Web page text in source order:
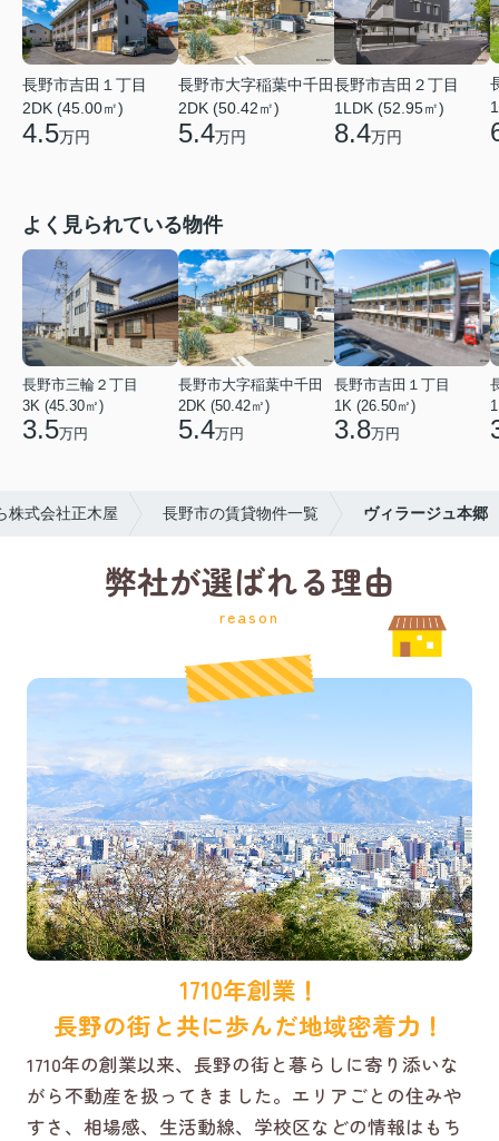
長野市吉田１丁目
2DK (45.00㎡)
4.5万円
長野市大字稲葉中千田
2DK (50.42㎡)
5.4万円
長野市吉田２丁目
1LDK (52.95㎡)
8.4万円
よく見られている物件
長野市三輪２丁目
3K (45.30㎡)
3.5万円
長野市大字稲葉中千田
2DK (50.42㎡)
5.4万円
長野市吉田１丁目
1K (26.50㎡)
3.8万円
株式会社正木屋 長野市の賃貸物件一覧 ヴィラージュ本郷
弊社が選ばれる理由
reason
1710年創業！
長野の街と共に歩んだ地域密着力！
1710年の創業以来、長野の街と暮らしに寄り添いな
がら不動産を扱ってきました。エリアごとの住みや
すさ、相場感、生活動線、学校区などの情報はもち